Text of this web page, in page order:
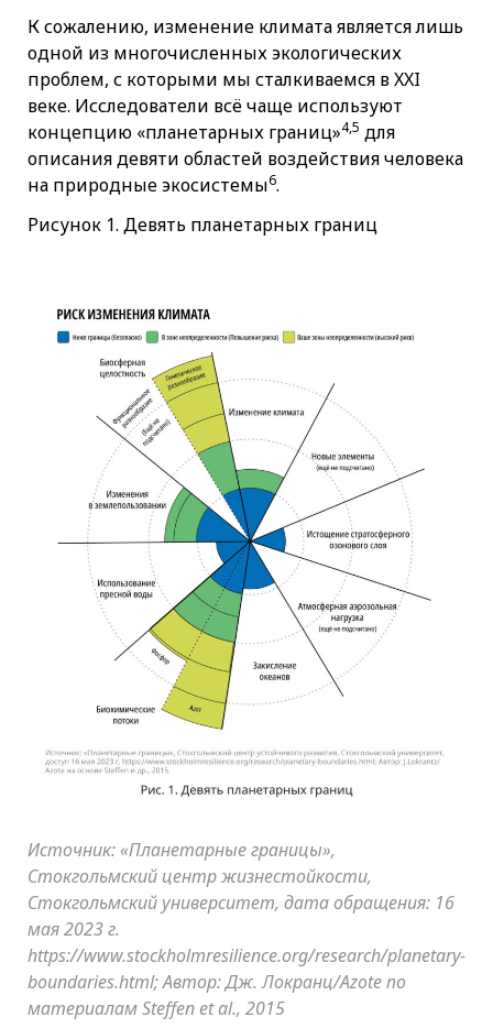
К сожалению, изменение климата является лишь
одной из многочисленных экологических
проблем, с которыми мы сталкиваемся в XXI
веке. Исследователи всё чаще используют
концепцию «планетарных границ»4,5 для
описания девяти областей воздействия человека
на природные экосистемы6.
Рисунок 1. Девять планетарных границ
Источник: «Планетарные границы»,
Стокгольмский центр жизнестойкости,
Стокгольмский университет, дата обращения: 16
мая 2023 г.
https://www.stockholmresilience.org/research/planetary-
boundaries.html; Автор: Дж. Локранц/Azote по
материалам Steffen et al., 2015